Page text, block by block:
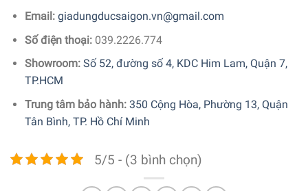
Email: giadungducsaigon.vn@gmail.com
Số điện thoại: 039.2226.774
Showroom: Số 52, đường số 4, KDC Him Lam, Quận 7,
TP.HCM
Trung tâm bảo hành: 350 Cộng Hòa, Phường 13, Quận
Tân Bình, TP. Hồ Chí Minh
5/5 - (3 bình chọn)